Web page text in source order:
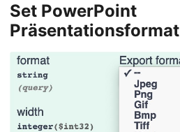
Set PowerPoint
Präsentationsformat